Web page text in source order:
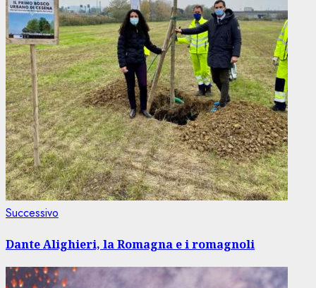
Successivo
Dante Alighieri, la Romagna e i romagnoli